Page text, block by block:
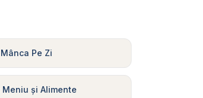
Pe Zi
Meniu și Alimente